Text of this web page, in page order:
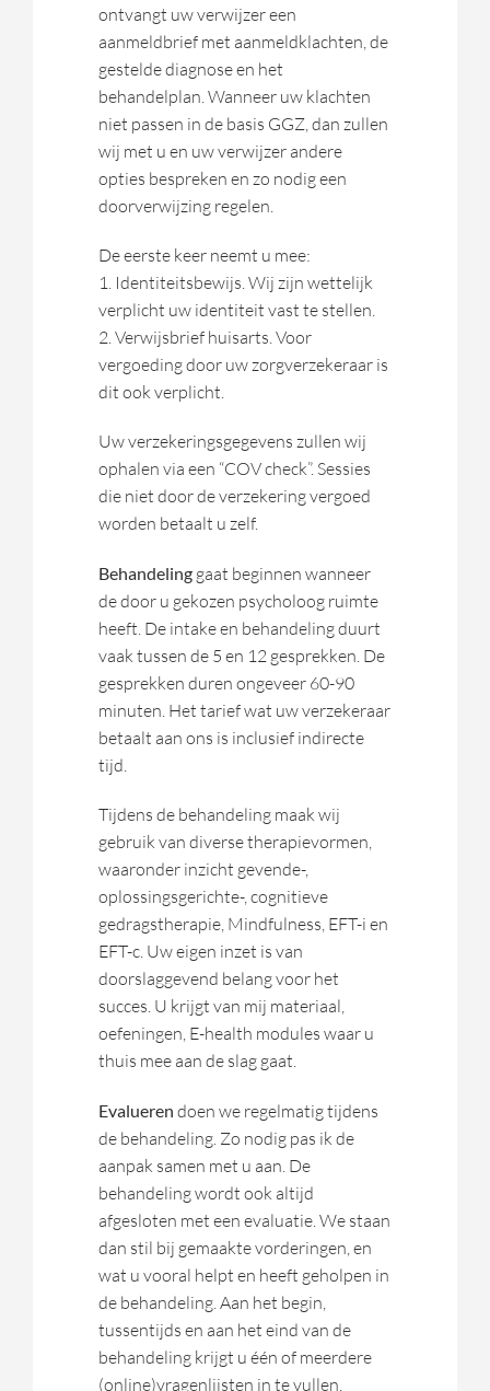
ontvangt uw verwijzer een
aanmeldbrief met aanmeldklachten, de
gestelde diagnose en het
behandelplan. Wanneer uw klachten
niet passen in de basis GGZ, dan zullen
wij met u en uw verwijzer andere
opties bespreken en zo nodig een
doorverwijzing regelen.
De eerste keer neemt u mee:
1. Identiteitsbewijs. Wij zijn wettelijk
verplicht uw identiteit vast te stellen.
2. Verwijsbrief huisarts. Voor
vergoeding door uw zorgverzekeraar is
dit ook verplicht.
Uw verzekeringsgegevens zullen wij
ophalen via een “COV check”. Sessies
die niet door de verzekering vergoed
worden betaalt u zelf.
Behandeling gaat beginnen wanneer
de door u gekozen psycholoog ruimte
heeft. De intake en behandeling duurt
vaak tussen de 5 en 12 gesprekken. De
gesprekken duren ongeveer 60-90
minuten. Het tarief wat uw verzekeraar
betaalt aan ons is inclusief indirecte
tijd.
Tijdens de behandeling maak wij
gebruik van diverse therapievormen,
waaronder inzicht gevende-,
oplossingsgerichte-, cognitieve
gedragstherapie, Mindfulness, EFT-i en
EFT-c. Uw eigen inzet is van
doorslaggevend belang voor het
succes. U krijgt van mij materiaal,
oefeningen, E-health modules waar u
thuis mee aan de slag gaat.
Evalueren doen we regelmatig tijdens
de behandeling. Zo nodig pas ik de
aanpak samen met u aan. De
behandeling wordt ook altijd
afgesloten met een evaluatie. We staan
dan stil bij gemaakte vorderingen, en
wat u vooral helpt en heeft geholpen in
de behandeling. Aan het begin,
tussentijds en aan het eind van de
behandeling krijgt u één of meerdere
(online)vragenlijsten in te vullen.